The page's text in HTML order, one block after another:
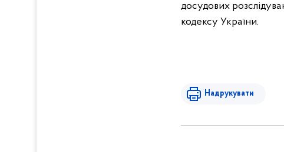
досудових
кодексу України.
Надрукувати